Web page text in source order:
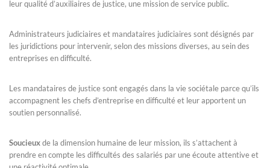
leur qualité d’auxiliaires de justice, une mission de service public.
Administrateurs judiciaires et mandataires judiciaires sont désignés par
les juridictions pour intervenir, selon des missions diverses, au sein des
entreprises en difficulté.
Les mandataires de justice sont engagés dans la vie sociétale parce qu’ils
accompagnent les chefs d’entreprise en difficulté et leur apportent un
soutien personnalisé.
Soucieuxde la dimension humaine de leur mission, ils s’attachent à
prendre en compte les difficultés des salariés par une écoute attentive et